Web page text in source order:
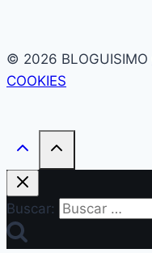
© 2026 BLOGUISIMO
COOKIES
Buscar: